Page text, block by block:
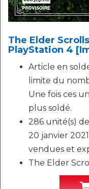
The Elder
PlayStation 4
Article en
limite du
Une fois ces
plus soldé.
286 unité(s)
20 janvier
vendues et
The Elder